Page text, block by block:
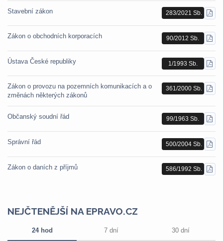
Stavební zákon 283/2021 Sb.
PDF
Zákon o obchodních korporacích 90/2012 Sb.
PDF
Ústava České republiky 1/1993 Sb.
PDF
Zákon o provozu na pozemních komunikacích a o
změnách některých zákonů
361/2000 Sb.
PDF
Občanský soudní řád 99/1963 Sb.
PDF
Správní řád 500/2004 Sb.
PDF
Zákon o daních z příjmů 586/1992 Sb.
PDF
NEJČTENĚJŠÍ NA EPRAVO.CZ
24 hod 7 dní 30 dní